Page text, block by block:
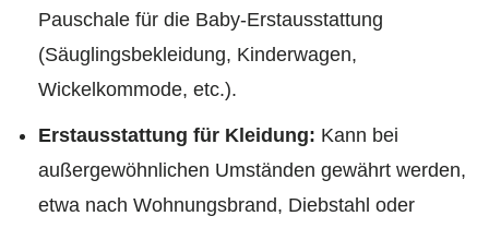
Pauschale für die Baby-Erstausstattung
(Säuglingsbekleidung, Kinderwagen,
Wickelkommode, etc.).
Erstausstattung für Kleidung: Kann bei
außergewöhnlichen Umständen gewährt werden,
etwa nach Wohnungsbrand, Diebstahl oder